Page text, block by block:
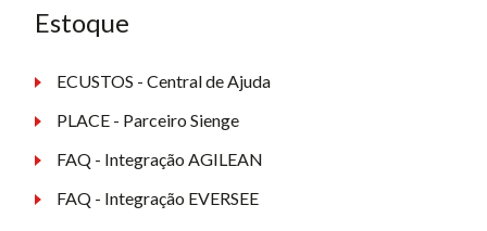
Estoque
ECUSTOS - Central de Ajuda
PLACE - Parceiro Sienge
FAQ - Integração AGILEAN
FAQ - Integração EVERSEE